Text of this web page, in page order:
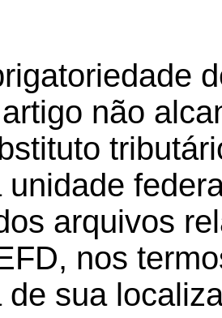
não
unidade
arquivos
nos
de sua